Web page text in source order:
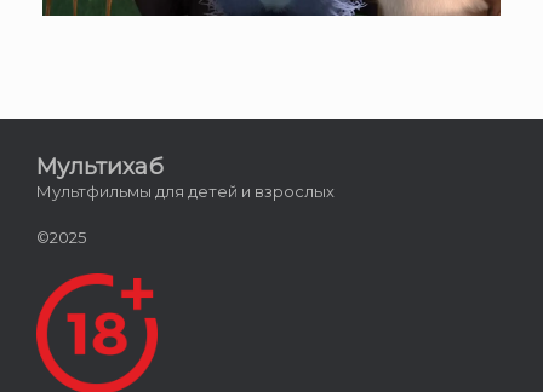
Мультихаб
Мультфильмы для детей и взрослых
©2025